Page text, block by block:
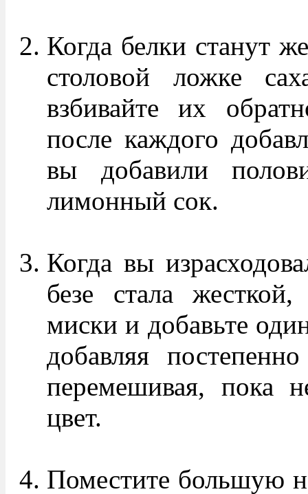
Когда белки станут
столовой ложке
взбивайте их
после каждого
вы добавили
лимонный сок.
Когда вы
безе стала
миски и добавьте
добавляя
перемешивая, пока
цвет.
Поместите большую